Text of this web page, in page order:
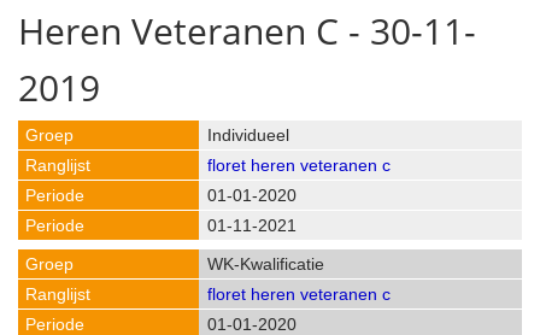
Heren Veteranen C - 30-11-
2019
Individueel
floret heren veteranen c
01-01-2020
01-11-2021
WK-Kwalificatie
floret heren veteranen c
01-01-2020